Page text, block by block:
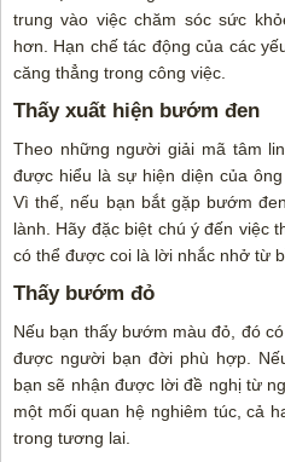
trung vào việc chăm sóc sức
hơn. Hạn chế tác động của các
căng thẳng trong công việc.
Thấy xuất hiện bướm đen
Theo những người giải mã tâm
được hiểu là sự hiện diện của
Vì thế, nếu bạn bắt gặp bướm
lành. Hãy đặc biệt chú ý đến việc
có thể được coi là lời nhắc nhở từ
Thấy bướm đỏ
Nếu bạn thấy bướm màu đỏ, đó
được người bạn đời phù hợp.
bạn sẽ nhận được lời đề nghị từ
một mối quan hệ nghiêm túc, cả
trong tương lai.